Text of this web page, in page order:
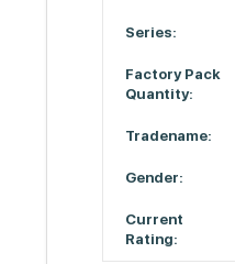
Series:
Factory Pack
Quantity:
Tradename:
Gender:
Current
Rating: